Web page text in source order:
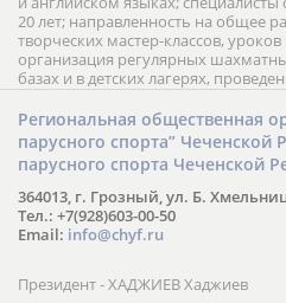
20 лет; направленность на общее
творческих мастер-классов,
организация регулярных
базах и в детских лагерях,
шахматистами; корпоративное
форме вебинаров и
российских и международных
онлайн трансляция мероприятий и
Региональная общественная
парусного спорта” Чеченской
парусного спорта Чеченской
364013, г. Грозный, ул. Б.
Тел.: +7(928)603-00-50
Email: info@chyf.ru
Президент - ХАДЖИЕВ Хаджиев